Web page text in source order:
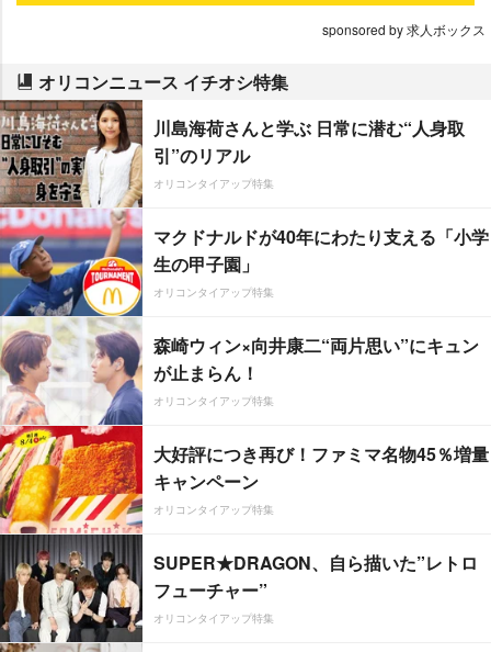
sponsored by 求人ボックス
オリコンニュース イチオシ特集
川島海荷さんと学ぶ 日常に潜む“人身取
引”のリアル
オリコンタイアップ特集
マクドナルドが40年にわたり支える「小学
生の甲子園」
オリコンタイアップ特集
森崎ウィン×向井康二“両片思い”にキュン
が止まらん！
オリコンタイアップ特集
大好評につき再び！ファミマ名物45％増量
キャンペーン
オリコンタイアップ特集
SUPER★DRAGON、自ら描いた”レトロ
フューチャー”
オリコンタイアップ特集